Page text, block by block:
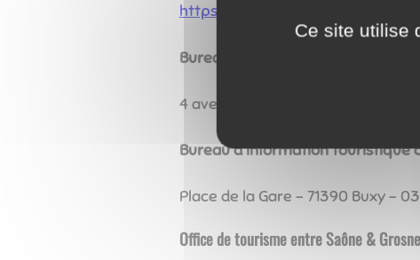
https://tourisme-sud-cote-
Bureau d'information touristique
4 avenue de la promenade -
Bureau d'information touristique
Place de la Gare - 71390 Buxy -
Office de tourisme entre Saône & Grosne
Ce site utilise